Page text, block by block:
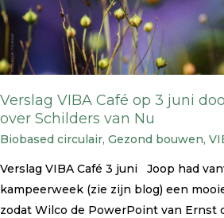
Verslag VIBA Café op 3 juni
over Schilders van Nu
Biobased circulair, Gezond bouwen,
Verslag VIBA Café 3 juni Joop had
kampeerweek (zie zijn blog) een
zodat Wilco de PowerPoint van Ernst
3
juni
door
Ernst
de
Nobel
over
van
Nu